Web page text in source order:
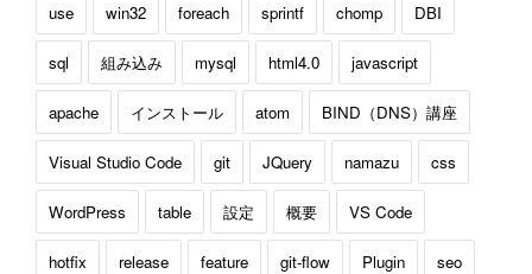
use win32 foreach sprintf chomp DBI
sql 組み込み mysql html4.0 javascript
apache インストール atom BIND（DNS）講座
Visual Studio Code git JQuery namazu css
WordPress table 設定 概要 VS Code
hotfix release feature git-flow Plugin seo